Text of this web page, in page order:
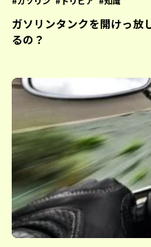
ガソリンタンクを開けっ放
るの？